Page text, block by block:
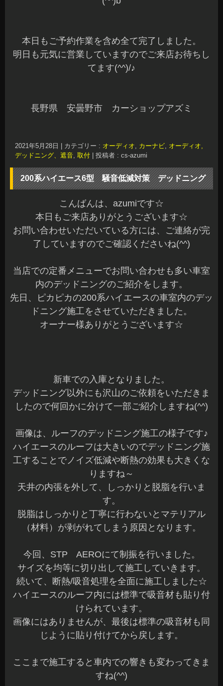
本日もご予約作業を含め全て完了しました。
明日も元気に営業していますのでご来店お待ちし
てます(^^)/♪
長野県 安曇野市 カーショップアズミ
2021年5月28日 カテゴリー : オーディオ, カーナビ, オーディオ,
デッドニング、遮音, 取付 投稿者 : cs-azumi
200系ハイエース6型 騒音低減対策 デッドニング
こんばんは、azumiです☆
本日もご来店ありがとうございます☆
お問い合わせいただいている方には、ご連絡が完
了していますのでご確認くださいね(^^)
当店での定番メニューでお問い合わせも多い車室
内のデッドニングのご紹介をします。
先日、ピカピカの200系ハイエースの車室内のデッ
ドニング施工をさせていただきました。
オーナー様ありがとうございます☆
新車での入庫となりました。
デッドニング以外にも沢山のご依頼をいただきま
したので何回かに分けて一部ご紹介しますね(^^)
画像は、ルーフのデッドニング施工の様子です♪
ハイエースのルーフは大きいのでデッドニング施
工することでノイズ低減や断熱の効果も大きくな
りますね～
天井の内張を外して、しっかりと脱脂を行いま
す。
脱脂はしっかりと丁寧に行わないとマテリアル
（材料）が剥がれてしまう原因となります。
今回、STP AEROにて制振を行いました。
サイズを均等に切り出して施工していきます。
続いて、断熱/吸音処理を全面に施工しました☆
ハイエースのルーフ内には標準で吸音材も貼り付
けられています。
画像にはありませんが、最後は標準の吸音材も同
じように貼り付けてから戻します。
ここまで施工すると車内での響きも変わってきま
すね(^^)